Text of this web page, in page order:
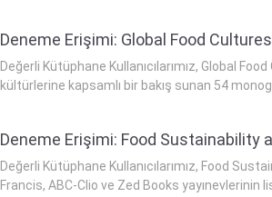
Deneme Erişimi: Global Food Cultures
Değerli Kütüphane Kullanıcılarımız, Global
kültürlerine kapsamlı bir bakış sunan 54
Deneme Erişimi: Food Sustainability
Değerli Kütüphane Kullanıcılarımız, Food
Francis, ABC-Clio ve Zed Books yayınevlerinin